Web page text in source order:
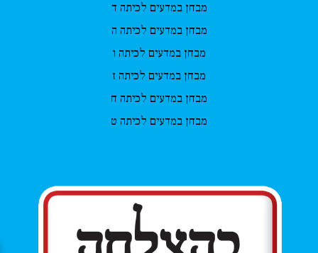
מבחן במדעים לכיתה ד
מבחן במדעים לכיתה ה
מבחן במדעים לכיתה ו
מבחן במדעים לכיתה ז
מבחן במדעים לכיתה ח
מבחן במדעים לכיתה ט